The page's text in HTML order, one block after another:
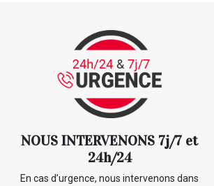
NOUS INTERVENONS 7j/7 et
24h/24
En cas d’urgence, nous intervenons dans